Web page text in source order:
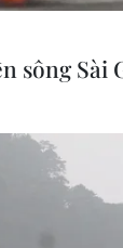
trăm hộ
"treo
qua, người
sông Sài